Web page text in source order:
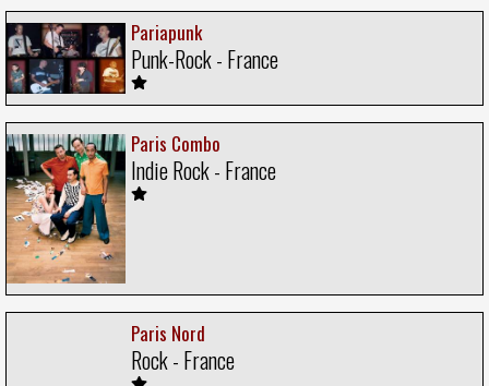
Pariapunk
Punk-Rock - France
Paris Combo
Indie Rock - France
Paris Nord
Rock - France